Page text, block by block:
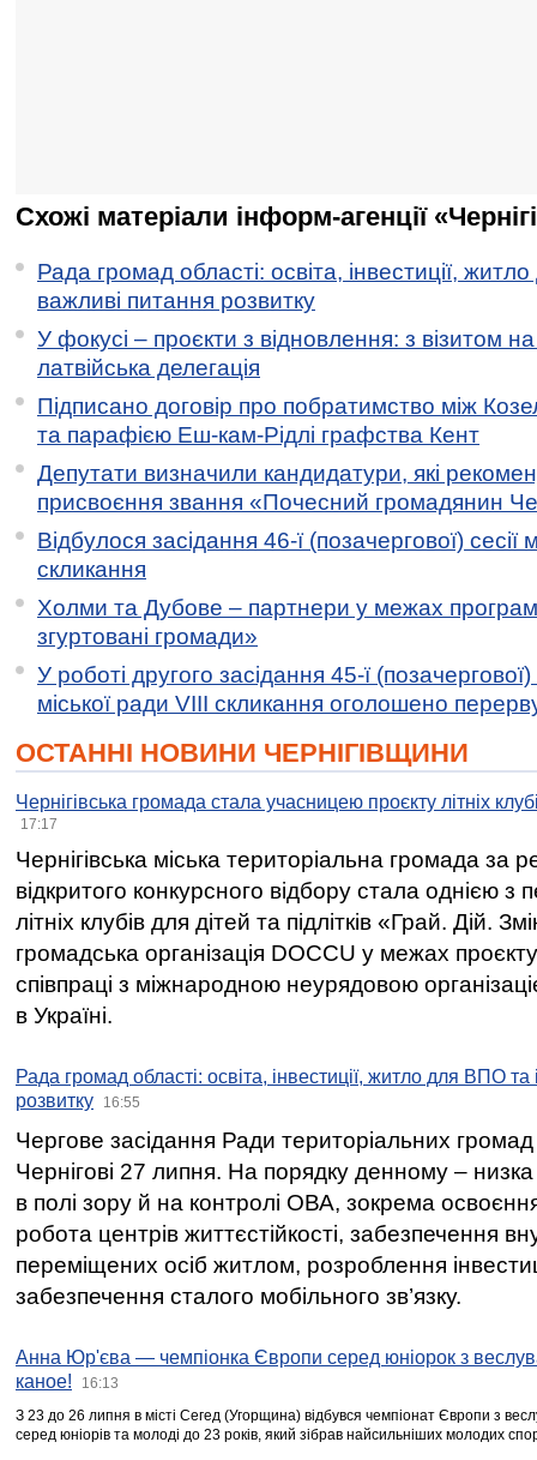
Схожі матеріали інформ-агенції
Рада громад області: освіта, інвестиції,
важливі питання розвитку
У фокусі – проєкти з відновлення: з візитом
латвійська делегація
Підписано договір про побратимство між
та парафією Еш-кам-Рідлі графства Кент
Депутати визначили кандидатури, які
присвоєння звання «Почесний громадянин
Відбулося засідання 46-ї (позачергової) сесії
скликання
Холми та Дубове – партнери у межах
згуртовані громади»
У роботі другого засідання 45-ї (позачергової)
міської ради VIII скликання оголошено
ОСТАННІ НОВИНИ ЧЕРНІГІВЩИНИ
Чернігівська громада стала учасницею проєкту літніх
17:17
Чернігівська міська територіальна громада за
відкритого конкурсного відбору стала однією
літніх клубів для дітей та підлітків «Грай. Дій.
громадська організація DOCCU у межах
співпраці з міжнародною неурядовою
в Україні.
Рада громад області: освіта, інвестиції, житло для ВПО
розвитку
16:55
Чергове засідання Ради територіальних громад
Чернігові 27 липня. На порядку денному –
в полі зору й на контролі ОВА, зокрема освоєння
робота центрів життєстійкості, забезпечення
переміщених осіб житлом, розроблення
забезпечення сталого мобільного зв’язку.
Анна Юр'єва — чемпіонка Європи серед юніорок з
каное!
16:13
З 23 до 26 липня в місті Сегед (Угорщина) відбувся чемпіонат Європи з
серед юніорів та молоді до 23 років, який зібрав найсильніших молодих